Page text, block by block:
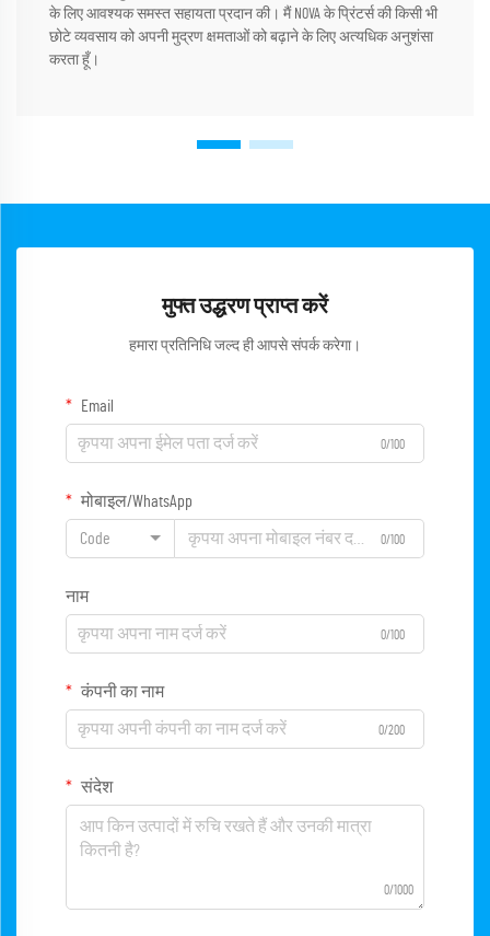
के लिए आवश्यक समस्त सहायता प्रदान की। मैं NOVA के प्रिंटर्स की किसी भी
छोटे व्यवसाय को अपनी मुद्रण क्षमताओं को बढ़ाने के लिए अत्यधिक अनुशंसा
करता हूँ।
मुफ्त उद्धरण प्राप्त करें
हमारा प्रतिनिधि जल्द ही आपसे संपर्क करेगा।
Email
0/100
मोबाइल/WhatsApp
Code 0/100
नाम
0/100
कंपनी का नाम
0/200
संदेश
0/1000